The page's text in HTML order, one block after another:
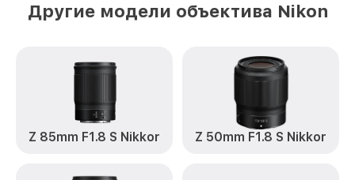
Замена электронной платы Z 35mm F1.8
Замена узла диафрагмы Z 35mm F1.8 S
Nikkor Nikon
от 1200₽
Замена мотора Z 35mm F1.8 S Nikkor
от 1800₽
Другие модели объектива Nikon
Z 85mm F1.8 S Nikkor Z 50mm F1.8 S Nikkor